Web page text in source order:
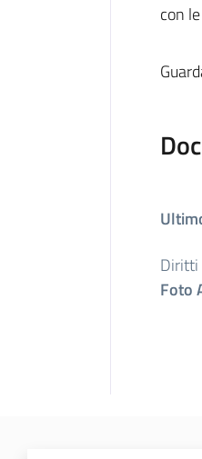
con
Diritti
Foto